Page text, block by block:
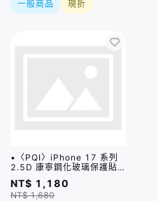
一般商品 現折
•〈PQI〉iPhone 17 系列
2.5D 康寧鋼化玻璃保護貼 /
三種尺寸
NT$ 1,180
NT$ 1,680